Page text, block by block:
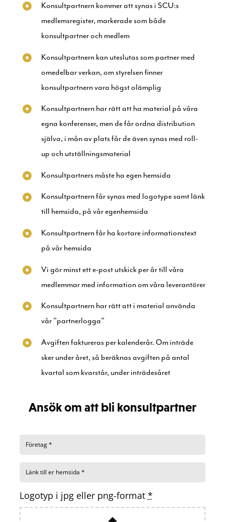
Konsultpartnern kommer att synas i SCU:s
medlemsregister, markerade som både
konsultpartner och medlem
Konsultpartnern kan uteslutas som partner med
omedelbar verkan, om styrelsen finner
konsultpartnern vara högst olämplig
Konsultpartnern har rätt att ha material på våra
egna konferenser, men de får ordna distribution
själva, i mån av plats får de även synas med roll-
up och utställningsmaterial
Konsultpartners måste ha egen hemsida
Konsultpartnern får synas med logotype samt länk
till hemsida, på vår egenhemsida
Konsultpartnern får ha kortare informationstext
på vår hemsida
Vi gör minst ett e-post utskick per år till våra
medlemmar med information om våra leverantörer
Konsultpartnern har rätt att i material använda
vår ”partnerlogga”
Avgiften faktureras per kalenderår. Om inträde
sker under året, så beräknas avgiften på antal
kvartal som kvarstår, under inträdesåret
Ansök om att bli konsultpartner
Logotyp i jpg eller png-format *